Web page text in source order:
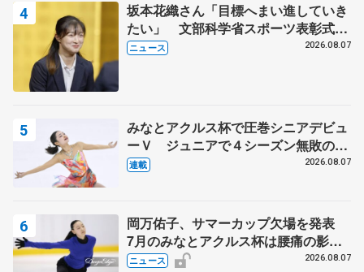
坂本花織さん「目標へまい進していき
たい」 文部科学省スポーツ表彰式で
代表謝辞
ニュース 2026.08.07
みなとアクルス杯で圧巻シニアデビュ
ーＶ ジュニアで４シーズン無敗の島
田麻央
連載 2026.08.07
岡万佑子、サマーカップ欠場を発表
7月のみなとアクルス杯は腰痛の影響
で
ニュース 2026.08.07